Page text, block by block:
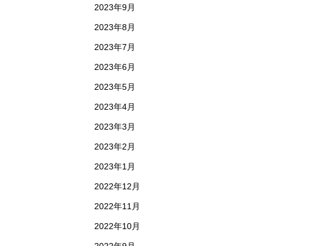
2023年9月
2023年8月
2023年7月
2023年6月
2023年5月
2023年4月
2023年3月
2023年2月
2023年1月
2022年12月
2022年11月
2022年10月